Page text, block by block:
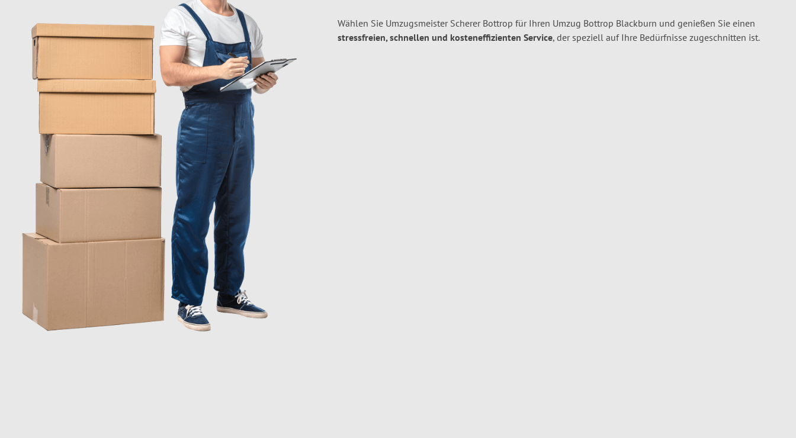
Wählen Sie Umzugsmeister Scherer Bottrop für Ihren Umzug Bottrop Blackburn und genießen Sie einen
stressfreien, schnellen und kosteneffizienten Service, der speziell auf Ihre Bedürfnisse zugeschnitten ist.